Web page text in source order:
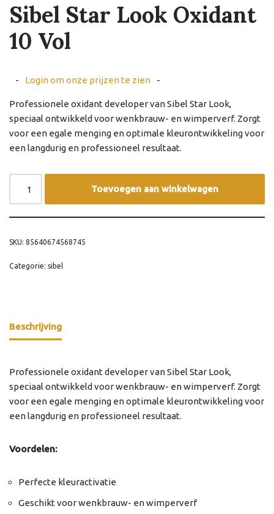
Sibel Star Look Oxidant
10 Vol
- Login om onze prijzen te zien -
Professionele oxidant developer van Sibel Star Look,
speciaal ontwikkeld voor wenkbrauw- en wimperverf. Zorgt
voor een egale menging en optimale kleurontwikkeling voor
een langdurig en professioneel resultaat.
Toevoegen aan winkelwagen
SKU: 85640674568745
Categorie: sibel
Beschrijving
Professionele oxidant developer van Sibel Star Look,
speciaal ontwikkeld voor wenkbrauw- en wimperverf. Zorgt
voor een egale menging en optimale kleurontwikkeling voor
een langdurig en professioneel resultaat.
Voordelen:
Perfecte kleuractivatie
Geschikt voor wenkbrauw- en wimperverf